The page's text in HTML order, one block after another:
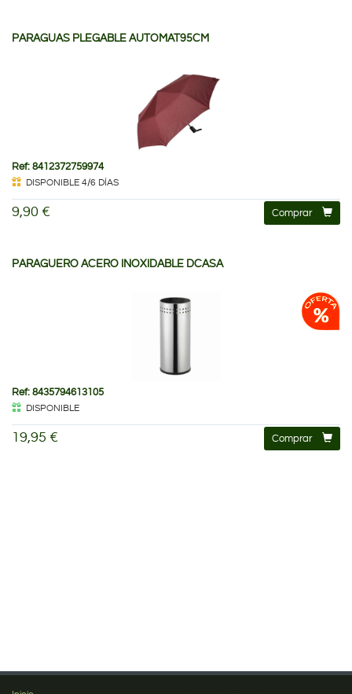
PARAGUAS PLEGABLE AUTOMAT95CM
Ref: 8412372759974
DISPONIBLE 4/6 DÍAS
9,90 € Comprar
PARAGUERO ACERO INOXIDABLE DCASA
Ref: 8435794613105
DISPONIBLE
19,95 € Comprar